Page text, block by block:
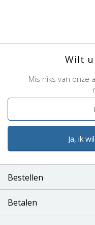
Wilt u
Mis niks van onze
Ja, ik
Bestellen
Betalen